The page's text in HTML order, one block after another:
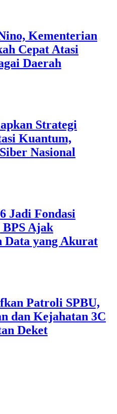
Kementerian
Cepat Atasi
Daerah
Strategi
Kuantum,
Nasional
Jadi Fondasi
Ajak
yang Akurat
Patroli SPBU,
dan Kejahatan 3C
Deket